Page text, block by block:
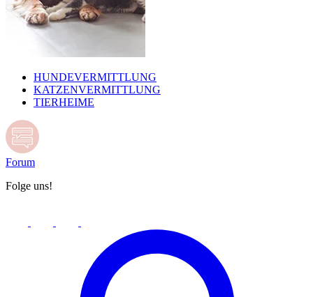
HUNDEVERMITTLUNG
KATZENVERMITTLUNG
TIERHEIME
Forum
Folge uns!